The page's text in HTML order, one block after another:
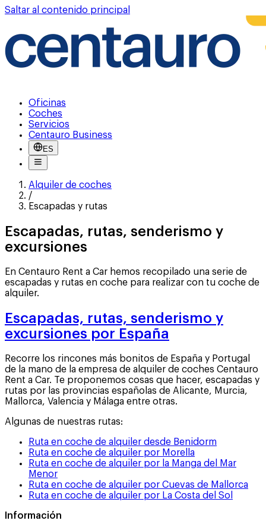
Saltar al contenido principal
Oficinas
Coches
Servicios
Centauro Business
ES
Alquiler de coches
/
Escapadas y rutas
Escapadas, rutas, senderismo y
excursiones
En Centauro Rent a Car hemos recopilado una serie de
escapadas y rutas en coche para realizar con tu coche de
alquiler.
Escapadas, rutas, senderismo y
excursiones por España
Recorre los rincones más bonitos de España y Portugal
de la mano de la empresa de alquiler de coches Centauro
Rent a Car. Te proponemos cosas que hacer, escapadas y
rutas por las provincias españolas de Alicante, Murcia,
Mallorca, Valencia y Málaga entre otras.
Algunas de nuestras rutas:
Ruta en coche de alquiler desde Benidorm
Ruta en coche de alquiler por Morella
Ruta en coche de alquiler por la Manga del Mar
Menor
Ruta en coche de alquiler por Cuevas de Mallorca
Ruta en coche de alquiler por La Costa del Sol
Información